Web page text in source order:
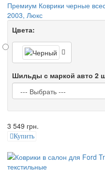
Премиум Коврики черные
2003, Люкс
Цвета:
Шильды с маркой авто 2
3 549 грн.
Купить